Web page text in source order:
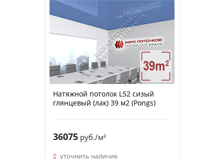
Натяжной потолок L52 сизый
глянцевый (лак) 39 м2 (Pongs)
36075руб./м²
уточнить наличие